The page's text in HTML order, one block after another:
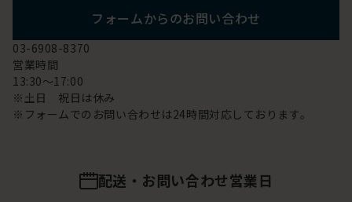
フォームからのお問い合わせ
03-6908-8370
営業時間
13:30～17:00
※土日 祝日は休み
※フォームでのお問い合わせは24時間対応しております。
配送・お問い合わせ営業日